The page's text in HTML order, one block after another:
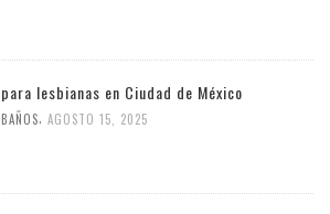
lesbianas en Ciudad de México
, AGOSTO 15, 2025